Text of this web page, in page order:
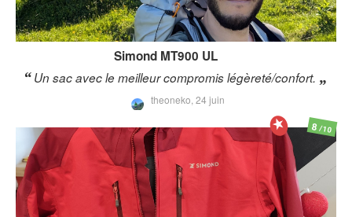
Simond MT900 UL
Un sac avec le meilleur compromis légèreté/confort.
theoneko, 24 juin
8/10